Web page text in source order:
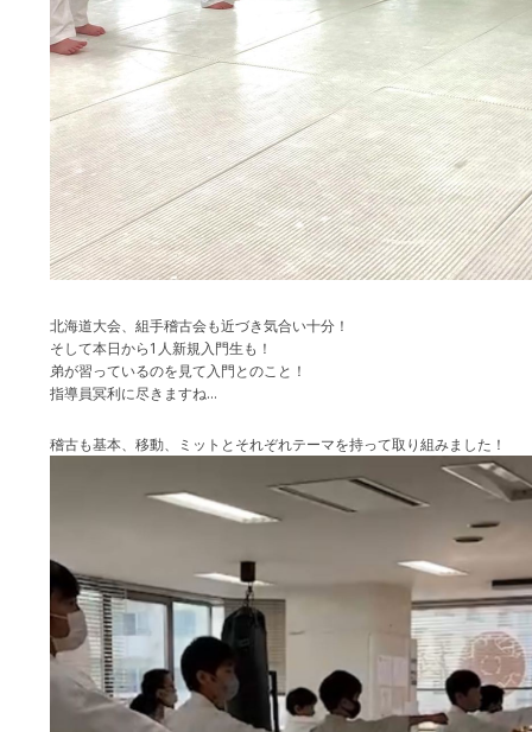
北海道大会、組手稽古会も近づき気合い十分！
そして本日から1人新規入門生も！
弟が習っているのを見て入門とのこと！
指導員冥利に尽きますね…
稽古も基本、移動、ミットとそれぞれテーマを持って取り組みました！